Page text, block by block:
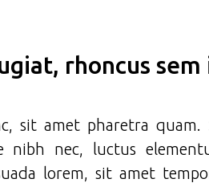
rhoncus sem
sit amet pharetra
nibh nec, luctus
lorem, sit amet